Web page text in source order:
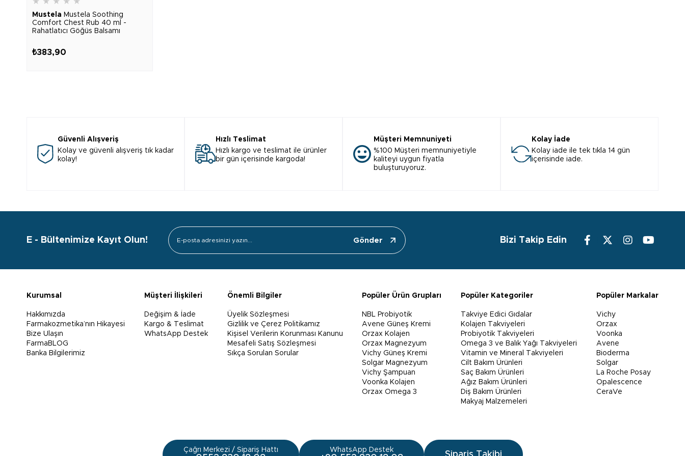
Mustela Mustela Soothing
Comfort Chest Rub 40 ml -
Rahatlatıcı Göğüs Balsamı
₺383,90
Güvenli Alışveriş
Kolay ve güvenli alışveriş tık kadar
kolay!
Hızlı Teslimat
Hızlı kargo ve teslimat ile ürünler
bir gün içerisinde kargoda!
Müşteri Memnuniyeti
%100 Müşteri memnuniyetiyle
kaliteyi uygun fiyatla
buluşturuyoruz.
Kolay İade
Kolay iade ile tek tıkla 14 gün
içerisinde iade.
E - Bültenimize Kayıt Olun! Gönder Bizi Takip Edin
Kurumsal
Hakkımızda
Farmakozmetika’nın Hikayesi
Bize Ulaşın
FarmaBLOG
Banka Bilgilerimiz
Müşteri İlişkileri
Değişim & İade
Kargo & Teslimat
WhatsApp Destek
Önemli Bilgiler
Üyelik Sözleşmesi
Gizlilik ve Çerez Politikamız
Kişisel Verilerin Korunması Kanunu
Mesafeli Satış Sözleşmesi
Sıkça Sorulan Sorular
Popüler Ürün Grupları
NBL Probiyotik
Avene Güneş Kremi
Orzax Kolajen
Orzax Magnezyum
Vichy Güneş Kremi
Solgar Magnezyum
Vichy Şampuan
Voonka Kolajen
Orzax Omega 3
Popüler Kategoriler
Takviye Edici Gıdalar
Kolajen Takviyeleri
Probiyotik Takviyeleri
Omega 3 ve Balık Yağı Takviyeleri
Vitamin ve Mineral Takviyeleri
Cilt Bakım Ürünleri
Saç Bakım Ürünleri
Ağız Bakım Ürünleri
Diş Bakım Ürünleri
Makyaj Malzemeleri
Popüler Markalar
Vichy
Orzax
Voonka
Avene
Bioderma
Solgar
La Roche Posay
Opalescence
CeraVe
Çağrı Merkezi / Sipariş Hattı WhatsApp Destek